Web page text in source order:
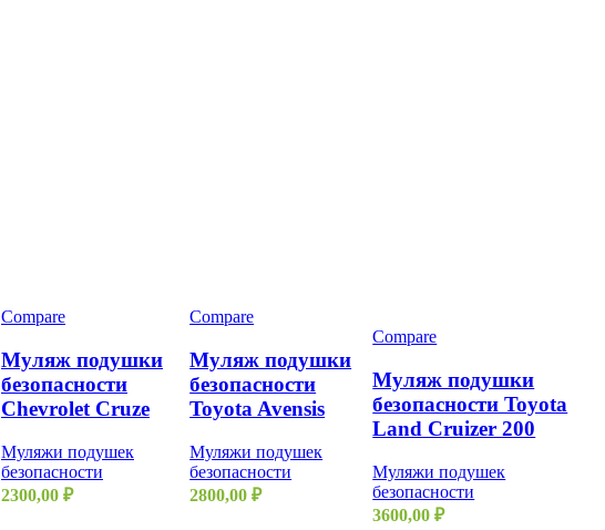
Compare
Муляж подушки
безопасности
Chevrolet Cruze
Муляжи подушек
безопасности
2300,00 ₽
Compare
Муляж подушки
безопасности
Toyota Avensis
Муляжи подушек
безопасности
2800,00₽
Compare
Муляж подушки
безопасности Toyota
Land Cruizer 200
Муляжи подушек
безопасности
3600,00₽